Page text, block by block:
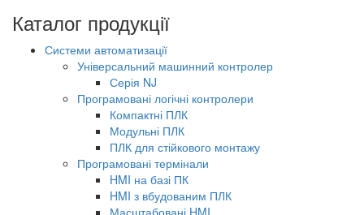
Каталог продукції
Системи автоматизації
Універсальний машинний контролер
Серія NJ
Програмовані логічні контролери
Компактні ПЛК
Модульні ПЛК
ПЛК для стійкового монтажу
Програмовані термінали
HMI на базі ПК
HMI з вбудованим ПЛК
Масштабовані HMI